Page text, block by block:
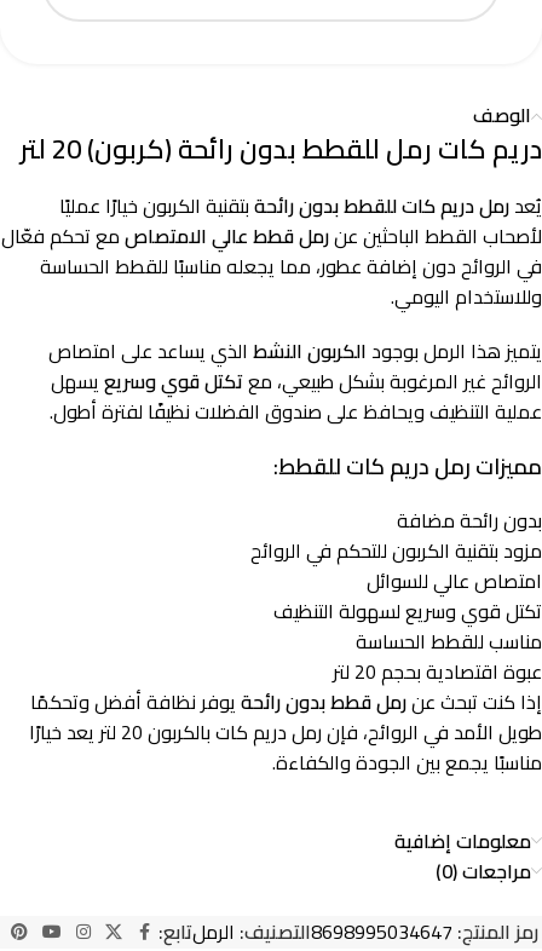
الوصف
دريم كات رمل للقطط بدون رائحة (كربون) 20 لتر
يُعدرمل دريم كات للقطط بدون رائحةبتقنية الكربون خيارًا عمليًا
لأصحاب القطط الباحثين عنرمل قطط عالي الامتصاصمع تحكم فعّال
في الروائح دون إضافة عطور، مما يجعله مناسبًا للقطط الحساسة
وللاستخدام اليومي.
يتميز هذا الرمل بوجود الكربون النشط الذي يساعد على امتصاص
الروائح غير المرغوبة بشكل طبيعي، معتكتل قوي وسريع يسهل
عملية التنظيف ويحافظ على صندوق الفضلات نظيفًا لفترة أطول.
مميزات رمل دريم كات للقطط:
بدون رائحة مضافة
مزود بتقنية الكربون للتحكم في الروائح
امتصاص عالي للسوائل
تكتل قوي وسريع لسهولة التنظيف
مناسب للقطط الحساسة
عبوة اقتصادية بحجم 20 لتر
إذا كنت تبحث عنرمل قطط بدون رائحة يوفر نظافة أفضل وتحكمًا
طويل الأمد في الروائح، فإن رمل دريم كات بالكربون 20 لتر يعد خيارًا
مناسبًا يجمع بين الجودة والكفاءة.
معلومات إضافية
مراجعات (0)
رمز المنتج: 8698995034647التصنيف: الرملتابع: